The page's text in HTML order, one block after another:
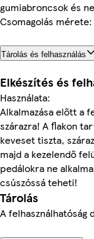
gumiabroncsok és
Csomagolás mérete:
Tárolás és felhasználás
Elkészítés és
Használata:
Alkalmazása előtt a
szárazra! A flakon
keveset tiszta,
majd a kezelendő
pedálokra ne
csúszóssá teheti!
Tárolás
A felhasználhatóság